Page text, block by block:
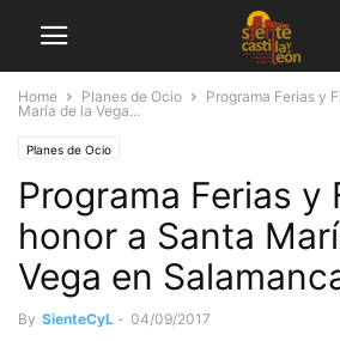
Home Planes de Ocio
Programa Ferias y
María de la Vega...
Planes de Ocio
Programa Ferias y
honor a Santa
Vega en
By SienteCyL - 04/09/2017